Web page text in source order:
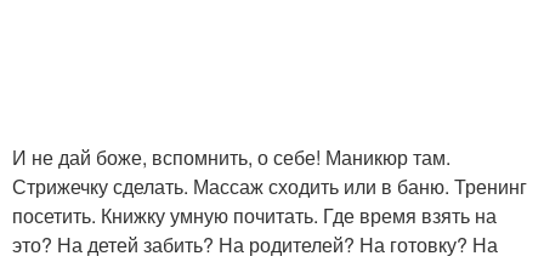
И не дай боже, вспомнить, о себе! Маникюр там.
Стрижечку сделать. Массаж сходить или в баню. Тренинг
посетить. Книжку умную почитать. Где время взять на
это? На детей забить? На родителей? На готовку? На